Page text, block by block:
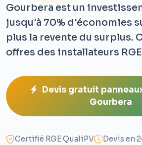
Gourbera est un
jusqu'à 70% d'économies
plus la revente du surplus.
offres des installateurs
Devis gratuit
Gourbera
Certifié RGE QualiPV
Devis en